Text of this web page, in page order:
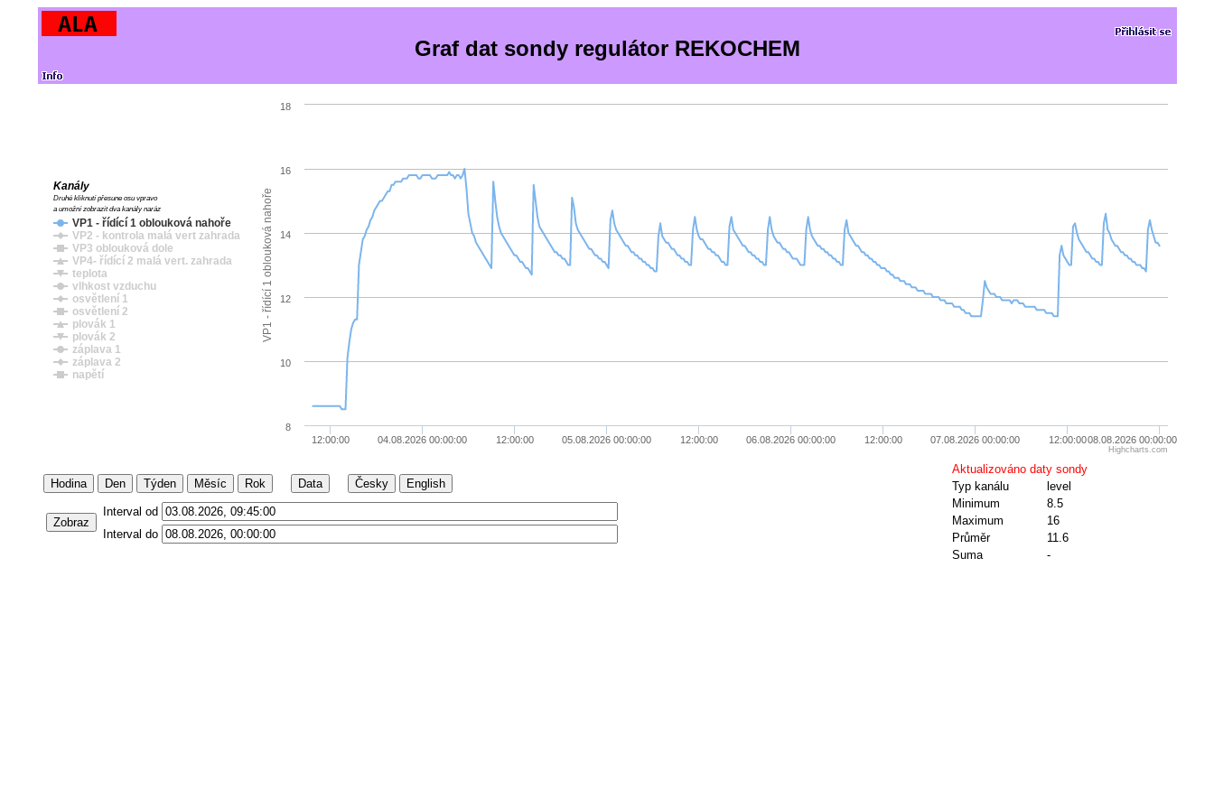
Graf dat sondy regulátor REKOCHEM
VP1 - řídící 1 oblouková nahoře
VP1 - řídící 1 oblouková nahoře
VP2 - kontrola malá vert zahrada
VP3 oblouková dole
VP4- řídící 2 malá vert. zahrada
teplota
vlhkost vzduchu
osvětlení 1
osvětlení 2
plovák 1
plovák 2
záplava 1
záplava 2
napětí
Kanály
Druhé kliknutí přesune osu vpravo
a umožní zobrazit dva kanály naráz
12:00:00 04.08.2026 00:00:00 12:00:00 05.08.2026 00:00:00 12:00:00 06.08.2026 00:00:00 12:00:00 07.08.2026 00:00:00 12:00:0008.08.2026 00:00:00
8
10
12
14
16
18
Highcharts.com
Hodina Den Týden Měsíc Rok Data Česky English
Zobraz
Interval od
Interval do
Aktualizováno daty sondy
Typ kanálu
level
Minimum
8.5
Maximum
16
Průměr
11.6
Suma
-